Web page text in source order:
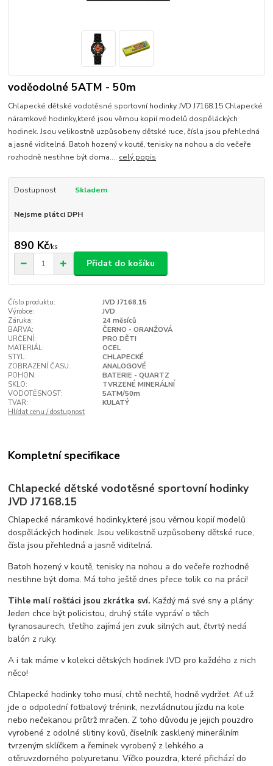
voděodolné 5ATM - 50m
Chlapecké dětské vodotěsné sportovní hodinky JVD J7168.15 Chlapecké
náramkové hodinky,které jsou věrnou kopií modelů dospěláckých
hodinek. Jsou velikostně uzpůsobeny dětské ruce, čísla jsou přehledná
a jasně viditelná. Batoh hozený v koutě, tenisky na nohou a do večeře
rozhodně nestihne být doma.... celý popis
Dostupnost Skladem
Nejsme plátci DPH
890 Kč/ks
Přidat do košíku
Číslo produktu:
JVD J7168.15
Výrobce:
JVD
Záruka:
24 měsíců
BARVA:
ČERNO - ORANŽOVÁ
URČENÍ:
PRO DĚTI
MATERIÁL:
OCEL
STYL:
CHLAPECKÉ
ZOBRAZENÍ ČASU:
ANALOGOVÉ
POHON:
BATERIE - QUARTZ
SKLO:
TVRZENÉ MINERÁLNÍ
VODOTĚSNOST:
5ATM/50m
TVAR:
KULATÝ
Hlídat cenu / dostupnost
Kompletní specifikace
Chlapecké dětské vodotěsné sportovní hodinky
JVD J7168.15
Chlapecké náramkové hodinky,které jsou věrnou kopií modelů
dospěláckých hodinek. Jsou velikostně uzpůsobeny dětské ruce,
čísla jsou přehledná a jasně viditelná.
Batoh hozený v koutě, tenisky na nohou a do večeře rozhodně
nestihne být doma. Má toho ještě dnes přece tolik co na práci!
Tihle malí rošťáci jsou zkrátka sví. Každý má své sny a plány:
Jeden chce být policistou, druhý stále vypráví o těch
tyranosaurech, třetího zajímá jen zvuk silných aut, čtvrtý nedá
balón z ruky.
A i tak máme v kolekci dětských hodinek JVD pro každého z nich
něco!
Chlapecké hodinky toho musí, chtě nechtě, hodně vydržet. Ať už
jde o odpolední fotbalový trénink, nezvládnutou jízdu na kole
nebo nečekanou průtrž mračen. Z toho důvodu je jejich pouzdro
vyrobené z odolné slitiny kovů, číselník zasklený minerálním
tvrzeným sklíčkem a řemínek vyrobený z lehkého a
otěruvzdorného polyuretanu. Víčko pouzdra, které přichází do